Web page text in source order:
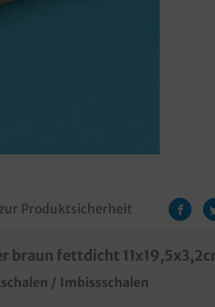
Produktsicherheit
braun fettdicht
/ Imbissschalen